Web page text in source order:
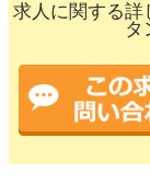
求人に関する詳
タ